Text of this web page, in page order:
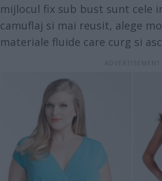
mijlocul fix sub bust sunt cele
camuflaj si mai reusit, alege
materiale fluide care curg si